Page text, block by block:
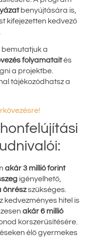
benyújtására is,
kifejezetten kedvező
bemutatjuk a
folyamataités
a projektbe.
tájékozódhatsz a
akár 3 millió forint
igényelhető,
önrészszükséges.
kedvezményes hitel is
akár 6 millió
korszerűsítésére.
élő gyermekes